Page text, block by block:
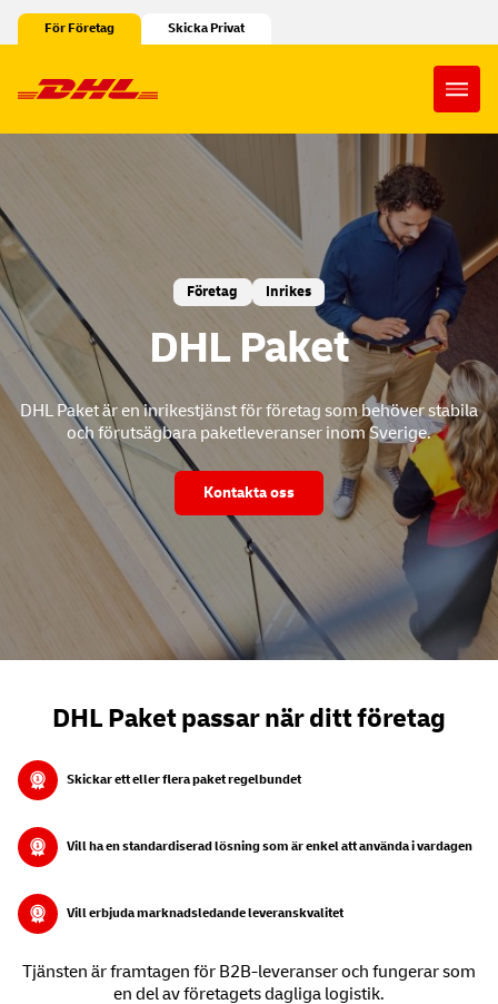
Hoppa till innehåll
För Företag Skicka Privat
Företag Inrikes
DHL Paket
DHL Paket är en inrikestjänst för företag som behöver stabila
och förutsägbara paketleveranser inom Sverige.
Kontakta oss
DHL Paket passar när ditt företag
Skickar ett eller flera paket regelbundet
Vill ha en standardiserad lösning som är enkel att använda i vardagen
Vill erbjuda marknadsledande leveranskvalitet
Tjänsten är framtagen för B2B-leveranser och fungerar som
en del av företagets dagliga logistik.